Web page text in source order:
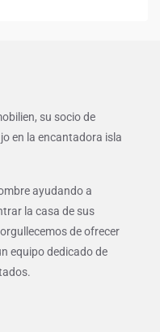
su socio de
en la encantadora isla
ayudando a
la casa de sus
de ofrecer
equipo dedicado de